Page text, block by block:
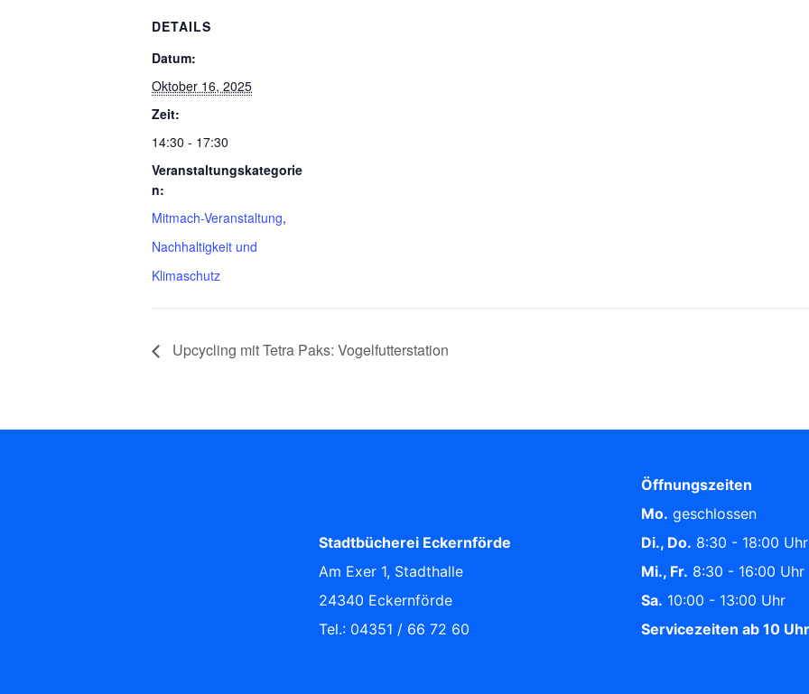
DETAILS
Datum:
Oktober 16, 2025
Zeit:
14:30 - 17:30
Veranstaltungskategorie
n:
Mitmach-Veranstaltung,
Nachhaltigkeit und
Klimaschutz
Upcycling mit Tetra Paks: Vogelfutterstation
Stadtbücherei Eckernförde
Am Exer 1, Stadthalle
24340 Eckernförde
Tel.: 04351 / 66 72 60
Öffnungszeiten
Mo. geschlossen
Di., Do. 8:30 - 18:00 Uhr
Mi., Fr. 8:30 - 16:00 Uhr
Sa. 10:00 - 13:00 Uhr
Servicezeiten ab 10 Uhr